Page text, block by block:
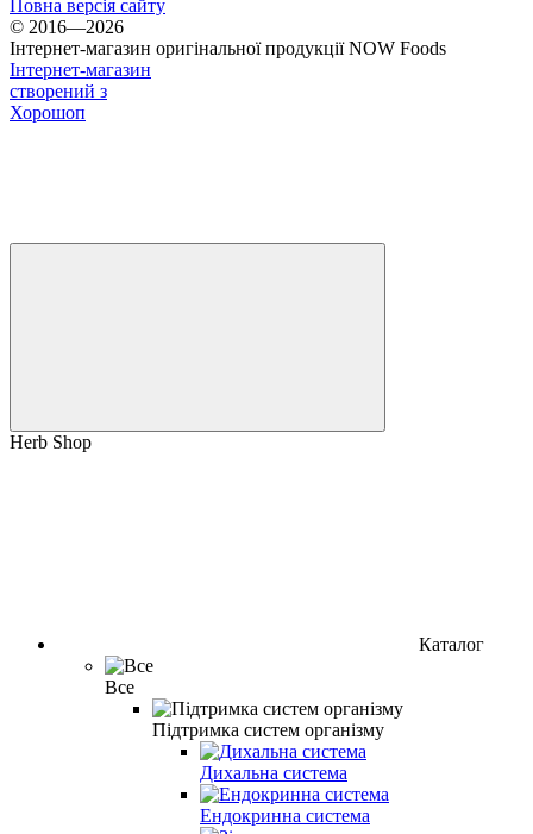
Повна версія сайту
© 2016—2026
Інтернет-магазин оригінальної продукції NOW Foods
Інтернет-магазин
створений з
Хорошоп
Herb Shop
Каталог
Все
Підтримка систем організму
Дихальна система
Ендокринна система